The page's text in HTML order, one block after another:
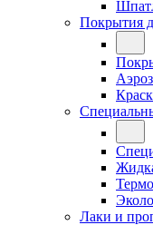
Покрытия
Лаки и